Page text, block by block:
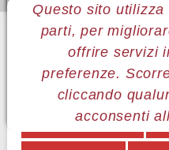
Questo sito
parti, per
offrire servizi
preferenze.
cliccando
acconsenti
Sei qui: Home Le mostre
Dario Barsotelli
Il segno e la
MENÙ DARIO
Il segno e la striscia